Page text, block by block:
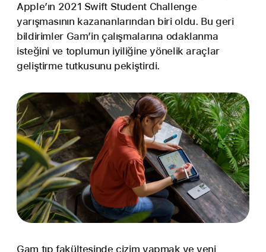
Apple’ın 2021 Swift Student Challenge
yarışmasının kazananlarından biri oldu. Bu geri
bildirimler Gam’in çalışmalarına odaklanma
isteğini ve toplumun iyiliğine yönelik araçlar
geliştirme tutkusunu pekiştirdi.
Gam tıp fakültesinde çizim yapmak ve yeni